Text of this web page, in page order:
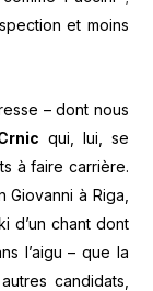
et moins
– dont nous
qui, lui, se
à faire carrière.
Giovanni à Riga,
d’un chant dont
l’aigu – que la
candidats,